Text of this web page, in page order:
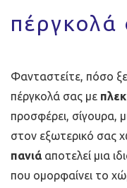
πέργκολά
Φανταστείτε, πόσο
πέργκολά σας με
προσφέρει, σίγουρα,
στον εξωτερικό σας
πανιάαποτελεί μια
που ομορφαίνει το